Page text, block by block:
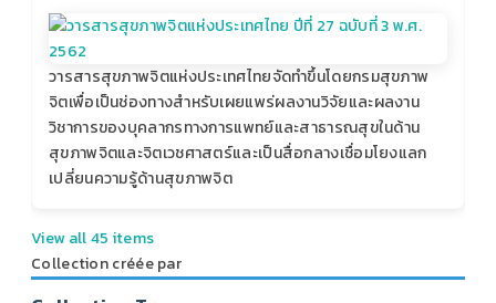
วารสารสุขภาพจิตแห่งประเทศไทยจัดทำขึ้นโดยกรมสุขภาพ
จิตเพื่อเป็นช่องทางสำหรับเผยแพร่ผลงานวิจัยและผลงาน
วิชาการของบุคลากรทางการแพทย์และสาธารณสุขในด้าน
สุขภาพจิตและจิตเวชศาสตร์และเป็นสื่อกลางเชื่อมโยงแลก
เปลี่ยนความรู้ด้านสุขภาพจิต
View all 45 items
Collection créée par